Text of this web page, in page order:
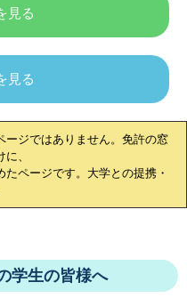
見る
見る
ージではありません。免許の窓
、
ページです。大学との提携・
学生の皆様へ